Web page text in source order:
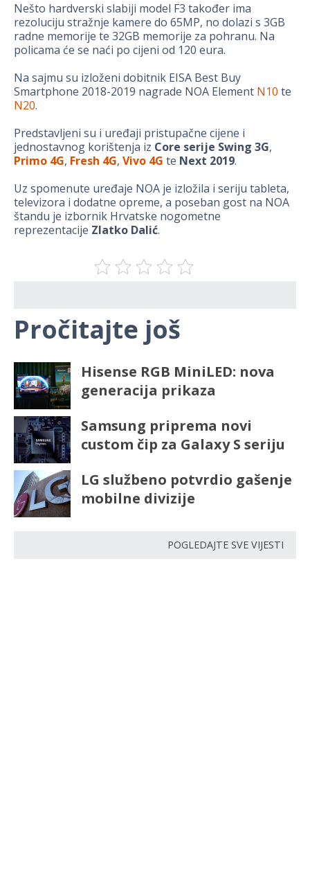
Nešto hardverski slabiji model F3 također ima
rezoluciju stražnje kamere do 65MP, no dolazi s 3GB
radne memorije te 32GB memorije za pohranu. Na
policama će se naći po cijeni od 120 eura.
Na sajmu su izloženi dobitnik EISA Best Buy
Smartphone 2018-2019 nagrade NOA Element N10 te
N20.
Predstavljeni su i uređaji pristupačne cijene i
jednostavnog korištenja iz Core serije Swing 3G,
Primo 4G, Fresh 4G, Vivo 4G te Next 2019.
Uz spomenute uređaje NOA je izložila i seriju tableta,
televizora i dodatne opreme, a poseban gost na NOA
štandu je izbornik Hrvatske nogometne
reprezentacije Zlatko Dalić.
Pročitajte još
Hisense RGB MiniLED: nova
generacija prikaza
Samsung priprema novi
custom čip za Galaxy S seriju
LG službeno potvrdio gašenje
mobilne divizije
POGLEDAJTE SVE VIJESTI